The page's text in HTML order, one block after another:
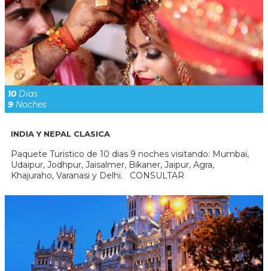
10Días
9 Noches
INDIA Y NEPAL CLASICA
Paquete Turistico de 10 dias 9 noches visitando: Mumbai,
Udaipur, Jodhpur, Jaisalmer, Bikaner, Jaipur, Agra,
Khajuraho, Varanasi y Delhi. CONSULTAR